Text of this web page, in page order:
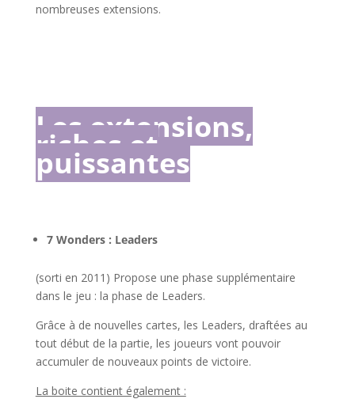
nombreuses extensions.
Les extensions,
riches et
puissantes
7 Wonders : Leaders
(sorti en 2011) Propose une phase supplémentaire
dans le jeu : la phase de Leaders.
Grâce à de nouvelles cartes, les Leaders, draftées au
tout début de la partie, les joueurs vont pouvoir
accumuler de nouveaux points de victoire.
La boite contient également :